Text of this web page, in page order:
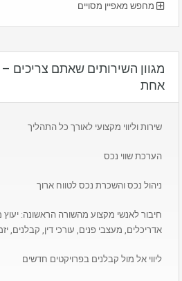
מחפש מאפיין מסויים
מגוון השירותים שאתם צריכים
אחת
שירות וליווי מקצועי לאורך כל התהליך
הערכת שווי נכס
ניהול נכס והשכרת נכס לטווח ארוך
חיבור לאנשי מקצוע מהשורה הראשונה:
אדריכלים, מעצבי פנים, עורכי דין, קבלנים,
ליווי אל מול קבלנים בפרויקטים חדשים